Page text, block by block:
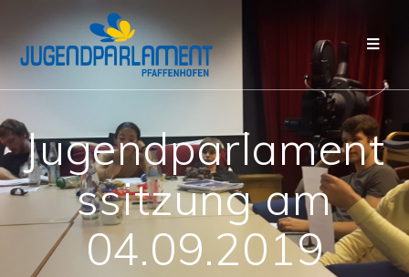
Jugendparlament
ssitzung am
04.09.2019